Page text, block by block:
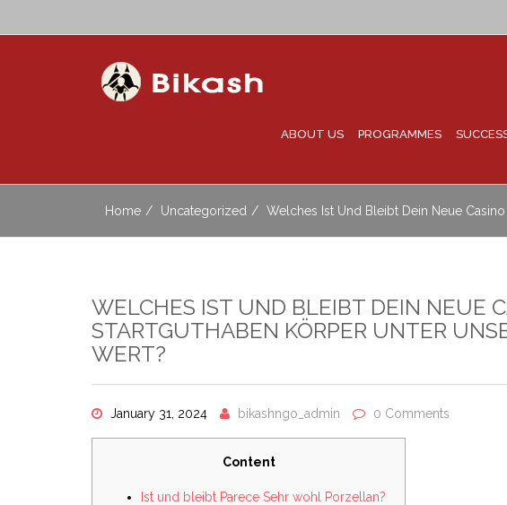
ABOUT US PROGRAMMES
Home Uncategorized Welches Ist Und Bleibt Dein Neue
WELCHES IST UND BLEIBT DEIN NEUE
STARTGUTHABEN KÖRPER UNTER
WERT?
January 31, 2024 bikashngo_admin 0 Comments
Content
Ist und bleibt Parece Sehr wohl Porzellan?